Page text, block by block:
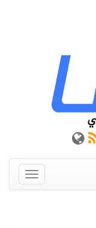
عرض
القائمة